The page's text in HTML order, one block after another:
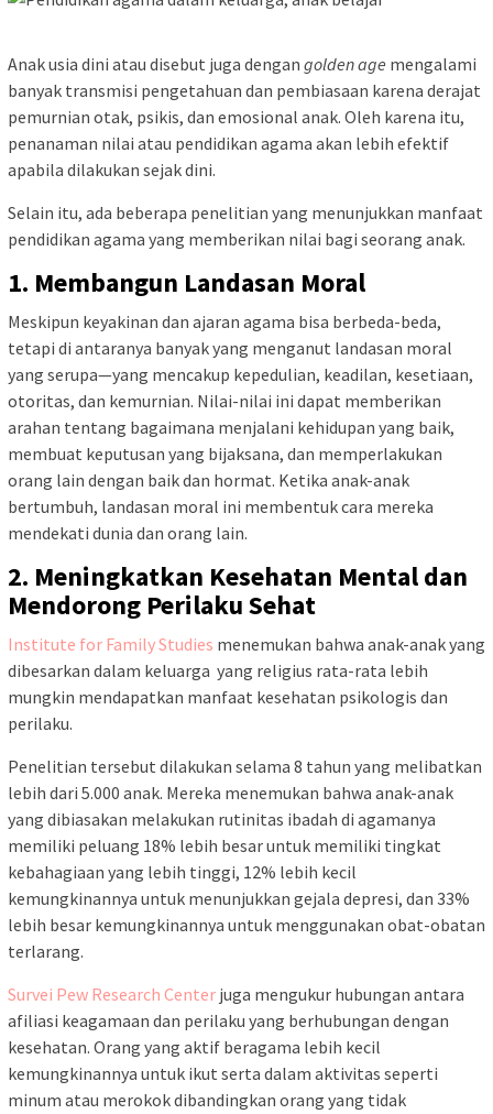
Anak usia dini atau disebut juga dengan golden age mengalami
banyak transmisi pengetahuan dan pembiasaan karena derajat
pemurnian otak, psikis, dan emosional anak. Oleh karena itu,
penanaman nilai atau pendidikan agama akan lebih efektif
apabila dilakukan sejak dini.
Selain itu, ada beberapa penelitian yang menunjukkan manfaat
pendidikan agama yang memberikan nilai bagi seorang anak.
1. Membangun Landasan Moral
Meskipun keyakinan dan ajaran agama bisa berbeda-beda,
tetapi di antaranya banyak yang menganut landasan moral
yang serupa—yang mencakup kepedulian, keadilan, kesetiaan,
otoritas, dan kemurnian. Nilai-nilai ini dapat memberikan
arahan tentang bagaimana menjalani kehidupan yang baik,
membuat keputusan yang bijaksana, dan memperlakukan
orang lain dengan baik dan hormat. Ketika anak-anak
bertumbuh, landasan moral ini membentuk cara mereka
mendekati dunia dan orang lain.
2. Meningkatkan Kesehatan Mental dan
Mendorong Perilaku Sehat
Institute for Family Studies menemukan bahwa anak-anak yang
dibesarkan dalam keluarga yang religius rata-rata lebih
mungkin mendapatkan manfaat kesehatan psikologis dan
perilaku.
Penelitian tersebut dilakukan selama 8 tahun yang melibatkan
lebih dari 5.000 anak. Mereka menemukan bahwa anak-anak
yang dibiasakan melakukan rutinitas ibadah di agamanya
memiliki peluang 18% lebih besar untuk memiliki tingkat
kebahagiaan yang lebih tinggi, 12% lebih kecil
kemungkinannya untuk menunjukkan gejala depresi, dan 33%
lebih besar kemungkinannya untuk menggunakan obat-obatan
terlarang.
Survei Pew Research Center juga mengukur hubungan antara
afiliasi keagamaan dan perilaku yang berhubungan dengan
kesehatan. Orang yang aktif beragama lebih kecil
kemungkinannya untuk ikut serta dalam aktivitas seperti
minum atau merokok dibandingkan orang yang tidak